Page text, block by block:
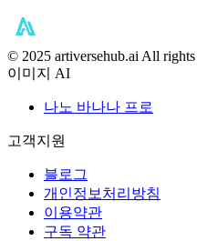
©️ 2025 artiversehub.ai All rights
이미지 AI
나노 바나나 프로
고객지원
블로그
개인정보처리방침
이용약관
구독 약관